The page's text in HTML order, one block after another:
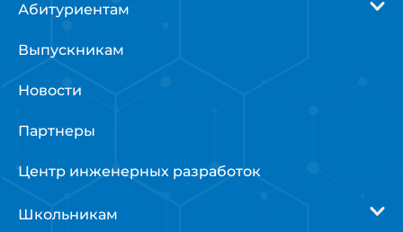
Абитуриентам
Выпускникам
Новости
Партнеры
Центр инженерных разработок
Школьникам